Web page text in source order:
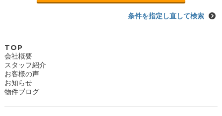
条件を指定し直して検索
TOP
会社概要
スタッフ紹介
お客様の声
お知らせ
物件ブログ